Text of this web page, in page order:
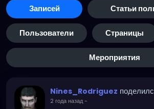
Записей Статьи
Пользователи Страницы
Мероприятия
Nines_Rodriguez
2 года назад-